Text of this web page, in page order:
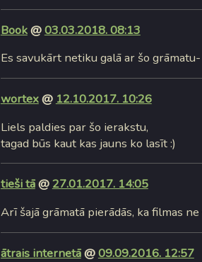
Book@03.03.2018. 08:13
Es savukārt netiku galā ar šo
wortex@ 12.10.2017. 10:26
Liels paldies par šo ierakstu,
tagad būs kaut kas jauns ko lasīt :)
tieši tā@27.01.2017. 14:05
Arī šajā grāmatā pierādās, ka filmas
ātrais internetā@09.09.2016. 12:57